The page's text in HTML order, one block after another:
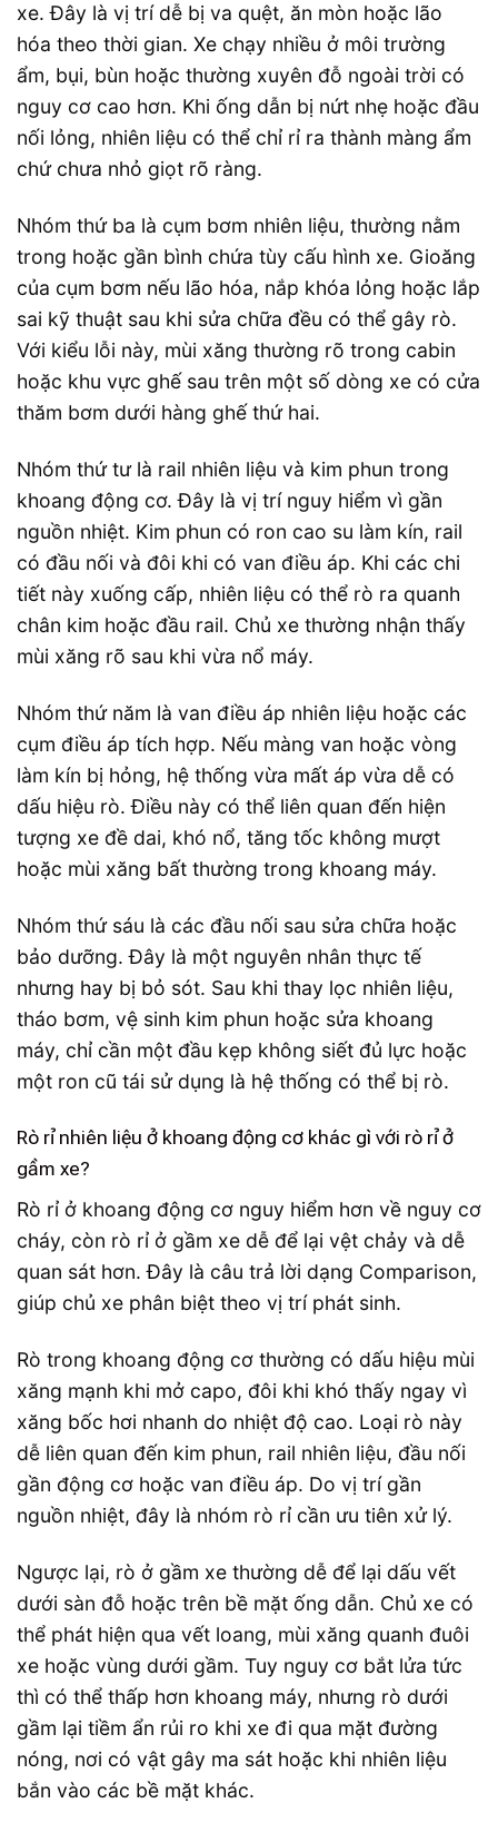
xe. Đây là vị trí dễ bị va quệt, ăn mòn hoặc lão
hóa theo thời gian. Xe chạy nhiều ở môi trường
ẩm, bụi, bùn hoặc thường xuyên đỗ ngoài trời có
nguy cơ cao hơn. Khi ống dẫn bị nứt nhẹ hoặc đầu
nối lỏng, nhiên liệu có thể chỉ rỉ ra thành màng ẩm
chứ chưa nhỏ giọt rõ ràng.
Nhóm thứ ba là cụm bơm nhiên liệu, thường nằm
trong hoặc gần bình chứa tùy cấu hình xe. Gioăng
của cụm bơm nếu lão hóa, nắp khóa lỏng hoặc lắp
sai kỹ thuật sau khi sửa chữa đều có thể gây rò.
Với kiểu lỗi này, mùi xăng thường rõ trong cabin
hoặc khu vực ghế sau trên một số dòng xe có cửa
thăm bơm dưới hàng ghế thứ hai.
Nhóm thứ tư là rail nhiên liệu và kim phun trong
khoang động cơ. Đây là vị trí nguy hiểm vì gần
nguồn nhiệt. Kim phun có ron cao su làm kín, rail
có đầu nối và đôi khi có van điều áp. Khi các chi
tiết này xuống cấp, nhiên liệu có thể rò ra quanh
chân kim hoặc đầu rail. Chủ xe thường nhận thấy
mùi xăng rõ sau khi vừa nổ máy.
Nhóm thứ năm là van điều áp nhiên liệu hoặc các
cụm điều áp tích hợp. Nếu màng van hoặc vòng
làm kín bị hỏng, hệ thống vừa mất áp vừa dễ có
dấu hiệu rò. Điều này có thể liên quan đến hiện
tượng xe đề dai, khó nổ, tăng tốc không mượt
hoặc mùi xăng bất thường trong khoang máy.
Nhóm thứ sáu là các đầu nối sau sửa chữa hoặc
bảo dưỡng. Đây là một nguyên nhân thực tế
nhưng hay bị bỏ sót. Sau khi thay lọc nhiên liệu,
tháo bơm, vệ sinh kim phun hoặc sửa khoang
máy, chỉ cần một đầu kẹp không siết đủ lực hoặc
một ron cũ tái sử dụng là hệ thống có thể bị rò.
Rò rỉ nhiên liệu ở khoang động cơ khác gì với rò rỉ ở
gầm xe?
Rò rỉ ở khoang động cơ nguy hiểm hơn về nguy cơ
cháy, còn rò rỉ ở gầm xe dễ để lại vệt chảy và dễ
quan sát hơn. Đây là câu trả lời dạng Comparison,
giúp chủ xe phân biệt theo vị trí phát sinh.
Rò trong khoang động cơ thường có dấu hiệu mùi
xăng mạnh khi mở capo, đôi khi khó thấy ngay vì
xăng bốc hơi nhanh do nhiệt độ cao. Loại rò này
dễ liên quan đến kim phun, rail nhiên liệu, đầu nối
gần động cơ hoặc van điều áp. Do vị trí gần
nguồn nhiệt, đây là nhóm rò rỉ cần ưu tiên xử lý.
Ngược lại, rò ở gầm xe thường dễ để lại dấu vết
dưới sàn đỗ hoặc trên bề mặt ống dẫn. Chủ xe có
thể phát hiện qua vết loang, mùi xăng quanh đuôi
xe hoặc vùng dưới gầm. Tuy nguy cơ bắt lửa tức
thì có thể thấp hơn khoang máy, nhưng rò dưới
gầm lại tiềm ẩn rủi ro khi xe đi qua mặt đường
nóng, nơi có vật gây ma sát hoặc khi nhiên liệu
bắn vào các bề mặt khác.